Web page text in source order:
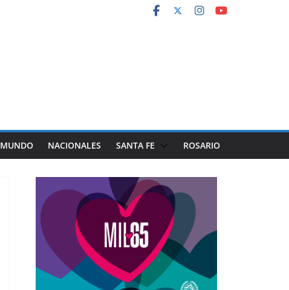
MUNDO NACIONALES SANTA FE ROSARIO